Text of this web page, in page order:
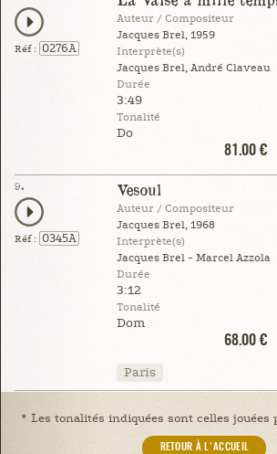
Réf : 0276A
Auteur / Compositeur
Jacques Brel, 1959
Interprète(s)
Jacques Brel, André Claveau
Durée
3:49
Tonalité
Do
81.00 €
9.
Réf : 0345A
Vesoul
Auteur / Compositeur
Jacques Brel, 1968
Interprète(s)
Jacques Brel - Marcel Azzola
Durée
3:12
Tonalité
Dom
68.00 €
Paris
* Les tonalités indiquées sont celles jouées
RETOUR À L'ACCUEIL